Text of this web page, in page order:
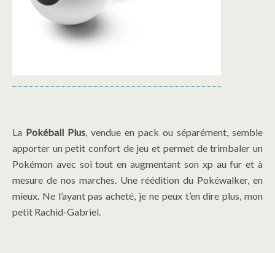
La Pokéball Plus, vendue en pack ou séparément, semble
apporter un petit confort de jeu et permet de trimbaler un
Pokémon avec soi tout en augmentant son xp au fur et à
mesure de nos marches. Une réédition du Pokéwalker, en
mieux. Ne l’ayant pas acheté, je ne peux t’en dire plus, mon
petit Rachid-Gabriel.